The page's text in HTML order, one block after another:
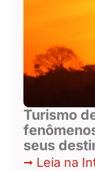
Turismo
seus
Leia na